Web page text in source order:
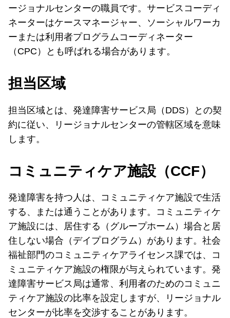
ージョナルセンターの職員です。サービスコーディ
ネーターはケースマネージャー、ソーシャルワーカ
ーまたは利用者プログラムコーディネーター
（CPC）とも呼ばれる場合があります。
担当区域
担当区域とは、発達障害サービス局（DDS）との契
約に従い、リージョナルセンターの管轄区域を意味
します。
コミュニティケア施設（CCF）
発達障害を持つ人は、コミュニティケア施設で生活
する、または通うことがあります。コミュニティケ
ア施設には、居住する（グループホーム）場合と居
住しない場合（デイプログラム）があります。社会
福祉部門のコミュニティケアライセンス課では、コ
ミュニティケア施設の権限が与えられています。発
達障害サービス局は通常、利用者のためのコミュニ
ティケア施設の比率を設定しますが、リージョナル
センターが比率を交渉することがあります。